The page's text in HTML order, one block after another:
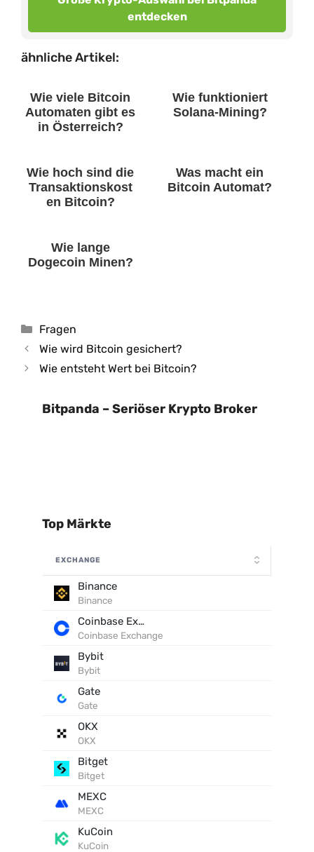
entdecken
ähnliche Artikel:
Wie viele Bitcoin
Automaten gibt es
in Österreich?
Wie funktioniert
Solana-Mining?
Wie hoch sind die
Transaktionskost
en Bitcoin?
Was macht ein
Bitcoin Automat?
Wie lange
Dogecoin Minen?
Kategorien
Fragen
Wie wird Bitcoin gesichert?
Wie entsteht Wert bei Bitcoin?
Bitpanda – Seriöser Krypto Broker
Top Märkte
EXCHANGE
Binance
Binance
Coinbase Exchange
Coinbase Exchange
Bybit
Bybit
Gate
Gate
OKX
OKX
Bitget
Bitget
MEXC
MEXC
KuCoin
KuCoin